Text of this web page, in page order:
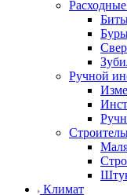
Ручной
Климат